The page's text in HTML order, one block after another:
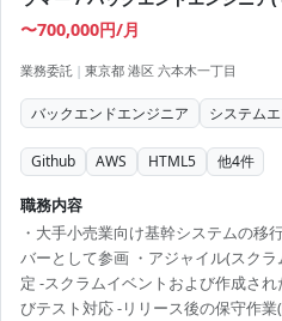
〜700,000円/月
業務委託 | 東京都 港区 六本木一丁目
バックエンドエンジニア システム
Github AWS HTML5 他4件
職務内容
・大手小売業向け基幹システムの移
バーとして参画 ・アジャイル(スク
定 -スクラムイベントおよび作成さ
びテスト対応 -リリース後の保守作